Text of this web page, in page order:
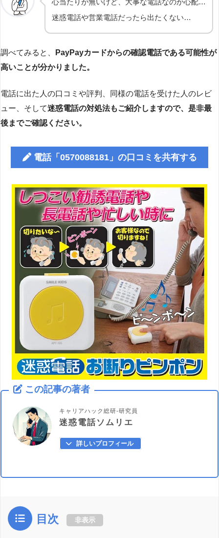
心当たりが無いけど、大事な電話なのか心配…
迷惑電話や営業電話だったら出たくない…
調べてみると、
PayPayカードからの確認電話である可能性が
高いことが分かりました。
電話に出た人の口コミや評判、同様の電話を受けた人のレビ
ュー、そして迷惑電話の対処法もご紹介しますので、是非最
後までご確認ください。
電話「0570088181」の口コミを共有する
この記事の著者
キャリアハック総研-研究員
迷惑電話ソムリエ
詳しいプロフィール
目次 非表示